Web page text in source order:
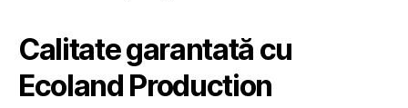
Calitate garantată cu
Ecoland Production